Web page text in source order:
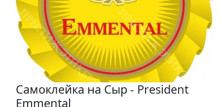
Самоклейка на Сыр - President
Emmental